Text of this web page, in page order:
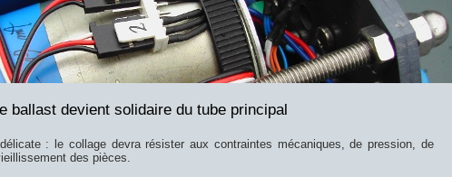
ballast devient solidaire du tube principal
: le collage devra résister aux contraintes mécaniques, de pression, de
des pièces.